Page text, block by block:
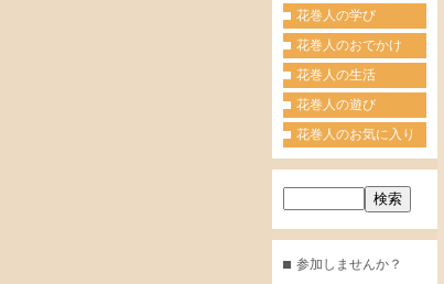
花巻人の学び
花巻人のおでかけ
花巻人の生活
花巻人の遊び
花巻人のお気に入り
参加しませんか？